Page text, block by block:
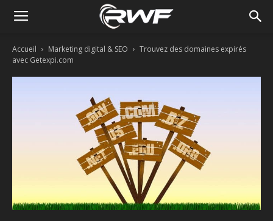
Accueil Marketing digital & SEO
Trouvez des domaines expirés
avec Getexpi.com